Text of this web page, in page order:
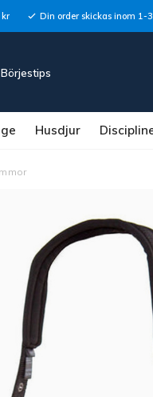
kr Din order skickas inom 1-
Börjestips
Husdjur